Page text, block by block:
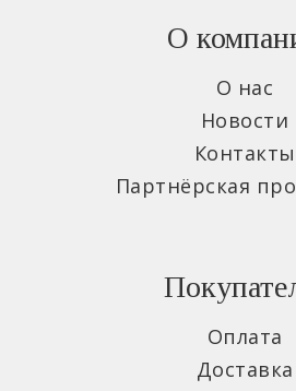
О
О нас
Новости
Контакты
Партнёрская
Оплата
Доставка